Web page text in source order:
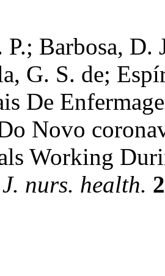
P.; Barbosa,
G. S. de;
De
Novo
Working
J. nurs. health.